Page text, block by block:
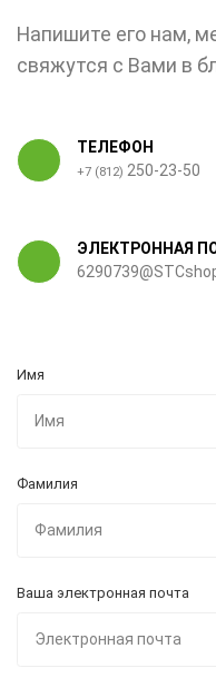
Напишите его нам,
свяжутся с Вами в
ТЕЛЕФОН
+7 (812) 250-23-50
ЭЛЕКТРОННАЯ
Имя
Фамилия
Ваша электронная почта